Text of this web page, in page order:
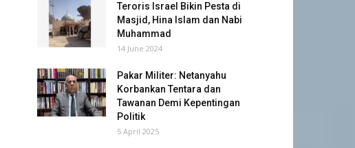
Teroris Israel Bikin Pesta di
Masjid, Hina Islam dan Nabi
Muhammad
14 June 2024
Pakar Militer: Netanyahu
Korbankan Tentara dan
Tawanan Demi Kepentingan
Politik
5 April 2025